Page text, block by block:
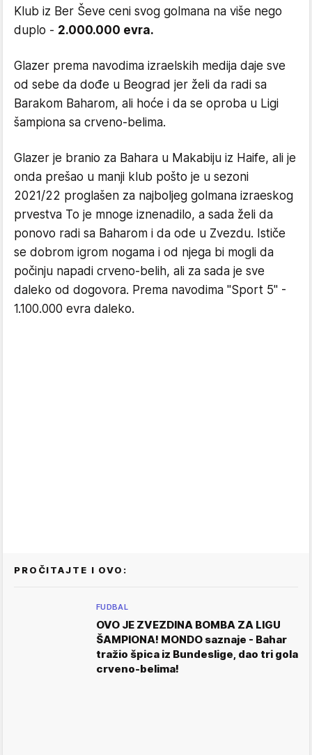
Klub iz Ber Ševe ceni svog golmana na više nego
duplo - 2.000.000 evra.
Glazer prema navodima izraelskih medija daje sve
od sebe da dođe u Beograd jer želi da radi sa
Barakom Baharom, ali hoće i da se oproba u Ligi
šampiona sa crveno-belima.
Glazer je branio za Bahara u Makabiju iz Haife, ali je
onda prešao u manji klub pošto je u sezoni
2021/22 proglašen za najboljeg golmana izraeskog
prvestva To je mnoge iznenadilo, a sada želi da
ponovo radi sa Baharom i da ode u Zvezdu. Ističe
se dobrom igrom nogama i od njega bi mogli da
počinju napadi crveno-belih, ali za sada je sve
daleko od dogovora. Prema navodima "Sport 5" -
1.100.000 evra daleko.
PROČITAJTE I OVO:
FUDBAL
OVO JE ZVEZDINA BOMBA ZA LIGU
ŠAMPIONA! MONDO saznaje - Bahar
tražio špica iz Bundeslige, dao tri gola
crveno-belima!